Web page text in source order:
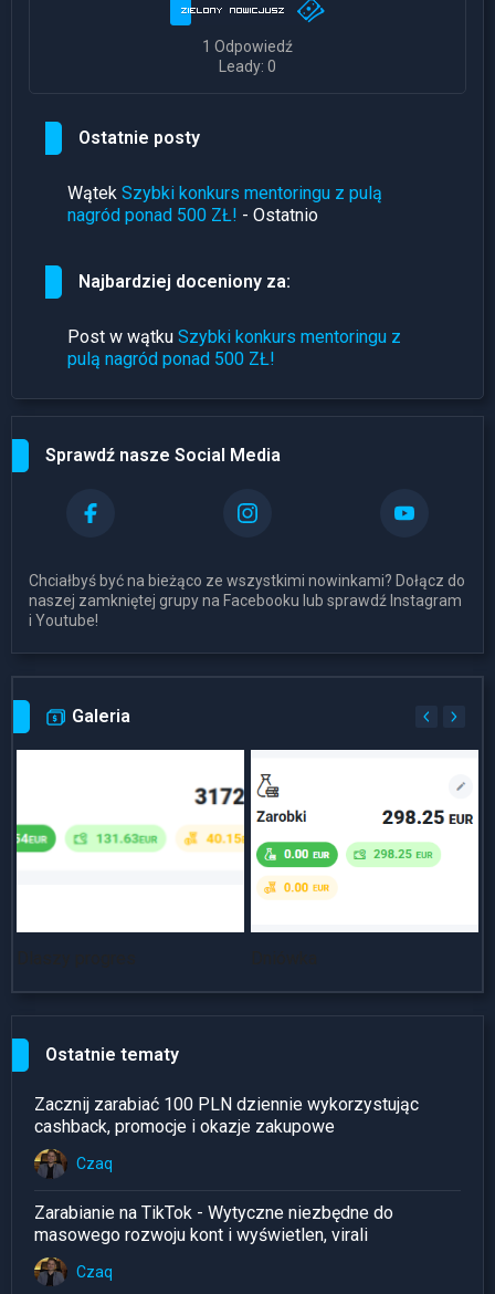
1 Odpowiedź
Leady: 0
Ostatnie posty
Wątek Szybki konkurs mentoringu z pulą
nagród ponad 500 ZŁ! - Ostatnio
Najbardziej doceniony za:
Post w wątku Szybki konkurs mentoringu z
pulą nagród ponad 500 ZŁ!
Sprawdź nasze Social Media
Chciałbyś być na bieżąco ze wszystkimi nowinkami? Dołącz do
naszej zamkniętej grupy na Facebooku lub sprawdź Instagram
i Youtube!
Galeria
Ostatnie tematy
Zacznij zarabiać 100 PLN dziennie wykorzystując
cashback, promocje i okazje zakupowe
Czaq
Zarabianie na TikTok - Wytyczne niezbędne do
masowego rozwoju kont i wyświetlen, virali
Czaq